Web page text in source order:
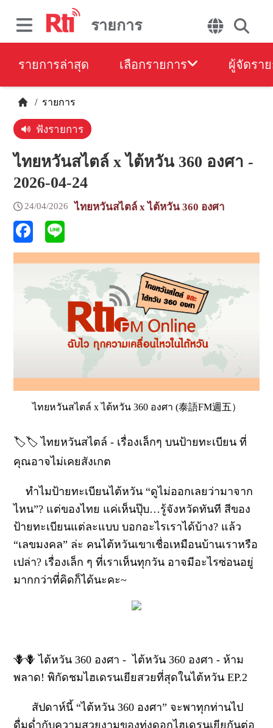
รายการ
รายการล่าสุด เลือกรายการ ผู้จัดรา
/ รายการ
ฟังรายการ
ไทยหวันสไตล์ x ไต้หวัน 360 องศา -
2026-04-24
24/04/2026 ไทยหวันสไตล์ x ไต้หวัน 360 องศา
ไทยหวันสไตล์ x ไต้หวัน 360 องศา (泰語FM週五）
🏷️🏷️ ไทยหวันสไตล์ - เรื่องเล็กๆ บนป้ายทะเบียน ที่
คุณอาจไม่เคยสังเกต
ทำไมป้ายทะเบียนไต้หวัน “ดูไม่ออกเลยว่ามาจาก
ไหน”? แต่ของไทย แค่เห็นปุ๊บ…รู้จังหวัดทันที สีของ
ป้ายทะเบียนแต่ละแบบ บอกอะไรเราได้บ้าง? แล้ว
“เลขมงคล” ล่ะ คนไต้หวันเขาเชื่อเหมือนบ้านเราหรือ
เปล่า? เรื่องเล็ก ๆ ที่เราเห็นทุกวัน อาจมีอะไรซ่อนอยู่
มากกว่าที่คิดก็ได้นะคะ~
🪻🪻 ไต้หวัน 360 องศา - ไต้หวัน 360 องศา - ห้าม
พลาด! พิกัดชมไฮเดรนเยียสวยที่สุดในไต้หวัน EP.2
สัปดาห์นี้ “ไต้หวัน 360 องศา” จะพาทุกท่านไป
ดื่มด่ำกับความสวยงามของทุ่งดอกไฮเดรนเยียกันต่อ